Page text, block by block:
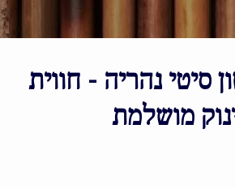
סיטי נהריה - חווית
מושלמת